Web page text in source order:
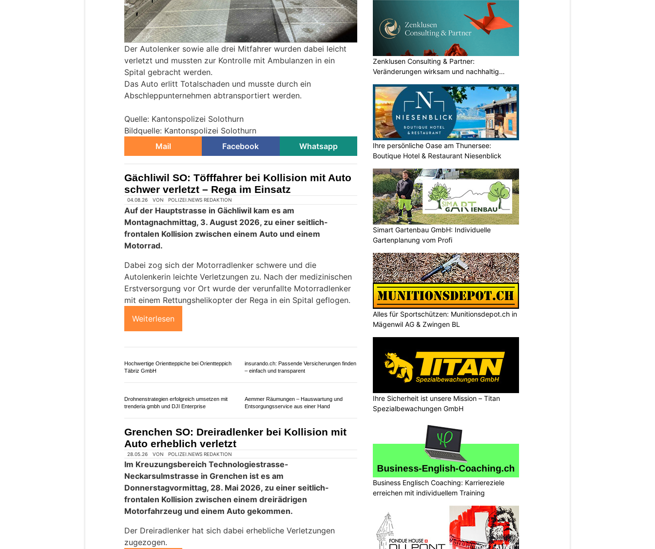
Der Autolenker sowie alle drei Mitfahrer wurden dabei leicht
verletzt und mussten zur Kontrolle mit Ambulanzen in ein
Spital gebracht werden.
Das Auto erlitt Totalschaden und musste durch ein
Abschleppunternehmen abtransportiert werden.
Quelle: Kantonspolizei Solothurn
Bildquelle: Kantonspolizei Solothurn
Mail
Facebook Whatsapp
Gächliwil SO: Töfffahrer bei Kollision mit Auto
schwer verletzt – Rega im Einsatz
Montagnachmittag, 3. August 2026, zu einer seitlich-
frontalen Kollision zwischen einem Auto und einem
Dabei zog sich der Motorradlenker schwere und die
Autolenkerin leichte Verletzungen zu. Nach der medizinischen
Erstversorgung vor Ort wurde der verunfallte Motorradlenker
mit einem Rettungshelikopter der Rega in ein Spital geflogen.
Weiterlesen
Zenklusen Consulting & Partner:
Veränderungen wirksam und nachhaltig
Ihre persönliche Oase am Thunersee:
Boutique Hotel & Restaurant Niesenblick
Simart Gartenbau GmbH: Individuelle
Gartenplanung vom Profi
Alles für Sportschützen: Munitionsdepot.ch in
Mägenwil AG & Zwingen BL
Ihre Sicherheit ist unsere Mission – Titan
Spezialbewachungen GmbH
Business Englisch Coaching: Karriereziele
erreichen mit individuellem Training